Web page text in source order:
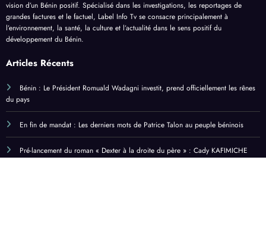
vision d’un Bénin positif. Spécialisé dans les investigations, les reportages de
grandes factures et le factuel, Label Info Tv se consacre principalement à
l’environnement, la santé, la culture et l’actualité dans le sens positif du
développement du Bénin.
Articles Récents
Bénin : Le Président Romuald Wadagni investit, prend officiellement les rênes
du pays
En fin de mandat : Les derniers mots de Patrice Talon au peuple béninois
Pré-lancement du roman « Dexter à la droite du père » : Cady KAFIMICHE